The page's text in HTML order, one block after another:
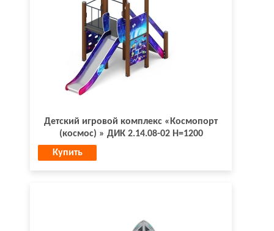
Детский игровой комплекс «Космопорт
(космос) » ДИК 2.14.08-02 Н=1200
Купить